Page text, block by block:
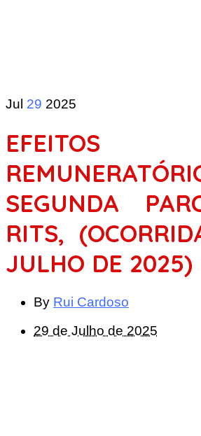
Jul 29 2025
EFEITOS
SEGUNDA
RITS,
JULHO DE 2025)
By Rui Cardoso
29 de Julho de 2025